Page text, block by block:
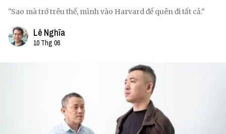
"Sao mà trớ trêu thế, mình vào Harvard để quên đi tất cả."
Lê Nghĩa
10 Thg 06